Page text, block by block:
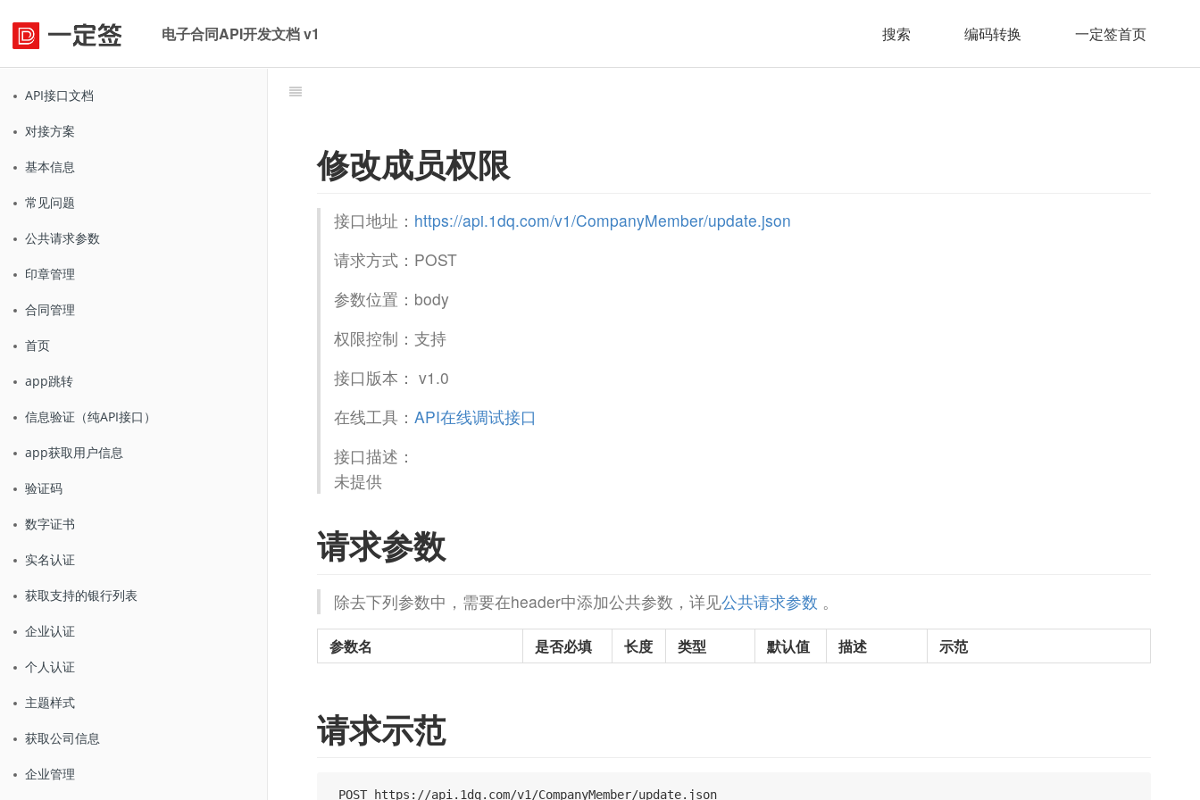
电子合同API开发文档 v1 搜索 编码转换 一定签首页
API接口文档
对接方案
基本信息
常见问题
公共请求参数
印章管理
合同管理
首页
app跳转
信息验证（纯API接口）
app获取用户信息
验证码
数字证书
实名认证
获取支持的银行列表
企业认证
个人认证
主题样式
获取公司信息
企业管理
修改成员权限
接口地址： https://api.1dq.com/v1/CompanyMember/update.json
请求方式：POST
参数位置：body
权限控制：支持
接口版本： v1.0
在线工具： API在线调试接口
接口描述：
未提供
请求参数
除去下列参数中，需要在header中添加公共参数，详见公共请求参数 。
参数名 是否必填 长度 类型 默认值 描述 示范
请求示范
POST https://api.1dq.com/v1/CompanyMember/update.json